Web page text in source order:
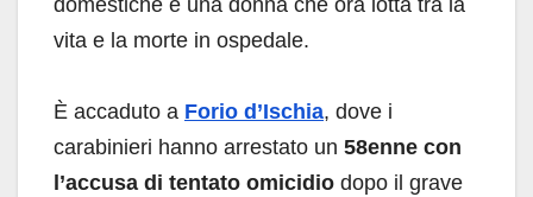
domestiche e una donna che ora lotta tra la
vita e la morte in ospedale.
È accaduto a Forio d’Ischia, dove i
carabinieri hanno arrestato un 58enne con
l’accusa di tentato omicidio dopo il grave